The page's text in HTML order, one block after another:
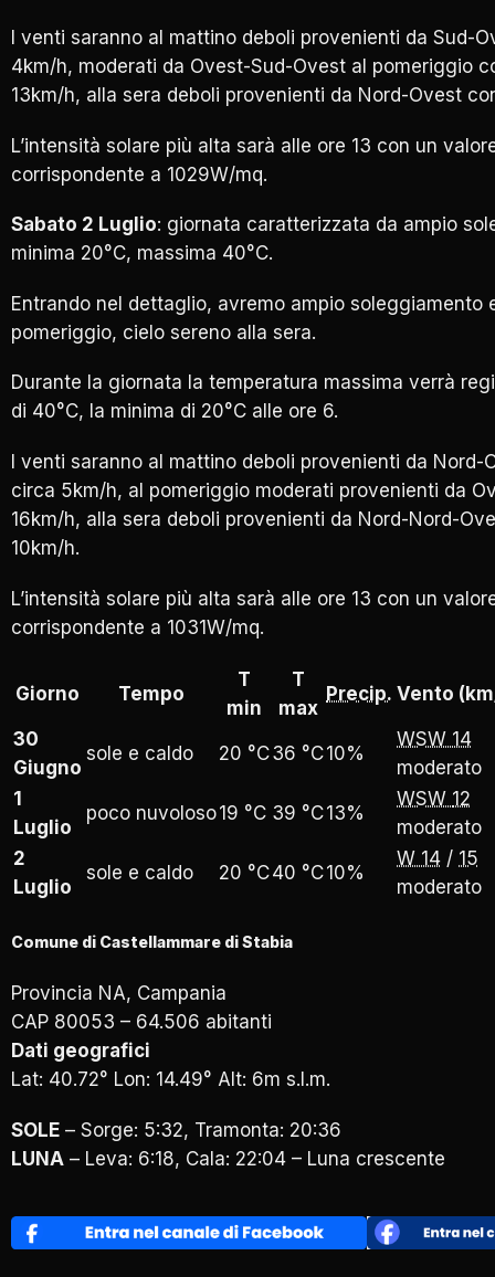
I venti saranno al mattino deboli provenienti da Sud-
4km/h, moderati da Ovest-Sud-Ovest al pomeriggio
13km/h, alla sera deboli provenienti da Nord-Ovest
L’intensità solare più alta sarà alle ore 13 con un
corrispondente a 1029W/mq.
Sabato 2 Luglio: giornata caratterizzata da ampio
minima 20°C, massima 40°C.
Entrando nel dettaglio, avremo ampio soleggiamento
pomeriggio, cielo sereno alla sera.
Durante la giornata la temperatura massima verrà
di 40°C, la minima di 20°C alle ore 6.
I venti saranno al mattino deboli provenienti da Nord-
circa 5km/h, al pomeriggio moderati provenienti da
16km/h, alla sera deboli provenienti da Nord-Nord-
10km/h.
L’intensità solare più alta sarà alle ore 13 con un
corrispondente a 1031W/mq.
Giorno Tempo
T
min
T
max
Precip. Vento
30
Giugno
sole e caldo 20 °C36 °C10%
WSW 14
moderato
1
Luglio
poco nuvoloso19 °C 39 °C13%
WSW 12
moderato
2
Luglio
sole e caldo 20 °C40 °C10%
W 14 / 15
moderato
Comune di Castellammare di Stabia
Provincia NA, Campania
CAP 80053 – 64.506 abitanti
Dati geografici
Lat: 40.72° Lon: 14.49° Alt: 6m s.l.m.
SOLE – Sorge: 5:32, Tramonta: 20:36
LUNA – Leva: 6:18, Cala: 22:04 – Luna crescente